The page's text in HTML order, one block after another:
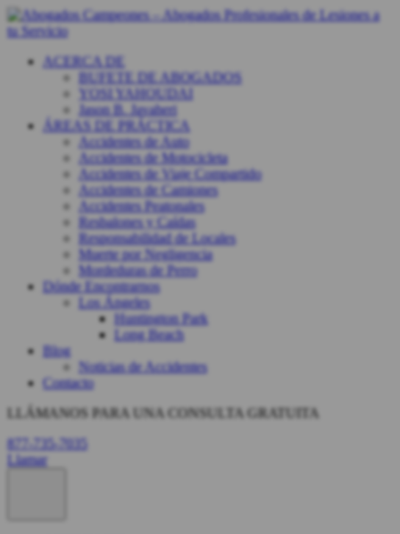
ACERCA DE
BUFETE DE ABOGADOS
YOSI YAHOUDAI
Jason B. Javaheri
ÁREAS DE PRÁCTICA
Accidentes de Auto
Accidentes de Motocicleta
Accidentes de Viaje Compartido
Accidentes de Camiones
Accidentes Peatonales
Resbalones y Caídas
Responsabilidad de Locales
Muerte por Negligencia
Mordeduras de Perro
Dónde Encontrarnos
Los Ángeles
Huntington Park
Long Beach
Blog
Noticias de Accidentes
Contacto
LLÁMANOS PARA UNA CONSULTA GRATUITA
877-735-7035
Llamar